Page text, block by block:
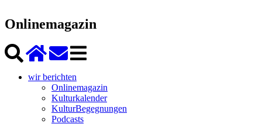
Onlinemagazin
wir berichten
Onlinemagazin
Kulturkalender
KulturBegegnungen
Podcasts